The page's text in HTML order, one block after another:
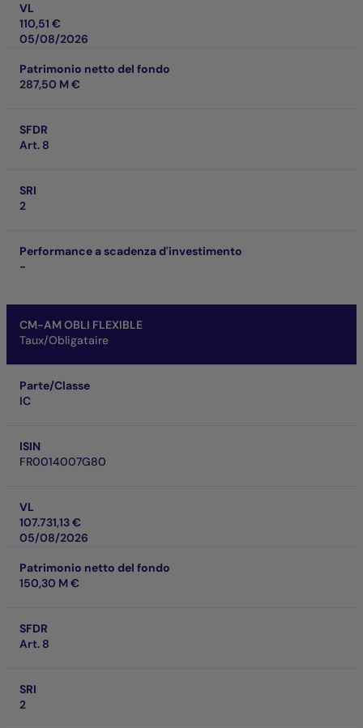
VL
110,51 €
05/08/2026
Patrimonio netto del fondo
287,50 M €
SFDR
Art. 8
SRI
2
Performance a scadenza d'investimento
-
CM-AM OBLI FLEXIBLE
Taux/Obligataire
Parte/Classe
IC
ISIN
FR0014007G80
VL
107.731,13 €
05/08/2026
Patrimonio netto del fondo
150,30 M €
SFDR
Art. 8
SRI
2